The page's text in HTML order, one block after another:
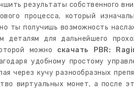
результаты собственного
процесса, который
ты получишь возможность
деталям для дальнейшего
можно скачать PBR:
удобному простому
через кучу разнообразных
виртуальных монет, а после